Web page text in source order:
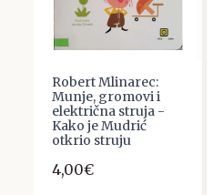
Robert Mlinarec:
Munje, gromovi i
električna struja -
Kako je Mudrić
otkrio struju
4,00€